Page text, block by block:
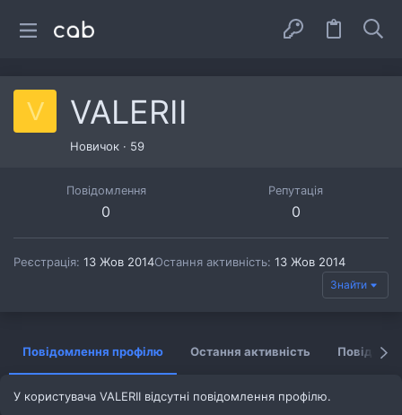
V VALERII
Новичок · 59
Повідомлення
0
Репутація
0
Реєстрація 13 Жов 2014Остання активність 13 Жов 2014
Знайти
Повідомлення профілю Остання активність
У користувача VALERII відсутні повідомлення профілю.